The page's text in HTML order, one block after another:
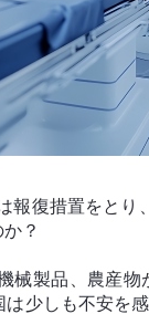
報復措置をとり
？
械製品、農産
少しも不安を